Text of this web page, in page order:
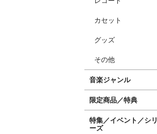
カセット
グッズ
その他
音楽ジャンル
限定商品／特典
特集／イベント／シリ
ーズ